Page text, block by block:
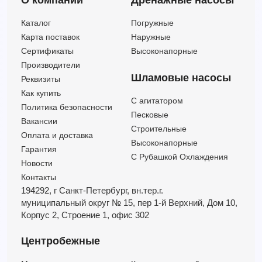
SMM200-150-315-75/4
SMM200-150-400-110/4
SMM200-150-400-45/4
SMM200-150-400-55/4
SMM200-150-400-75/4
SMM200-150-400-90/4
Каталог
Карта поставок
Сертификаты
Производители
Реквизиты
Как купить
Политика безопасности
Вакансии
Оплата и доставка
Гарантия
Новости
Контакты
Погружные
Наружные
Высоконапорные
Шламовые насосы
C агитатором
Песковые
Строительные
Высоконапорные
С Рубашкой Охлаждения
194292, г Санкт-Петербург, вн.тер.г.
муниципальный округ № 15, пер 1-й Верхний, Дом 10,
Корпус 2, Строение 1, офис 302
Центробежные